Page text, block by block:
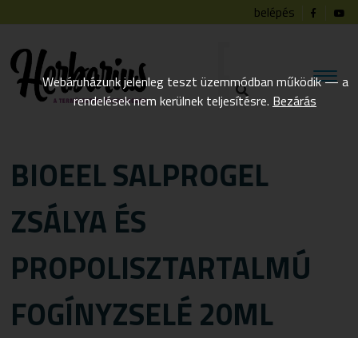
belépés
BIOEEL SALPROGEL
ZSÁLYA ÉS
PROPOLISZTARTALMÚ
FOGÍNYZSELÉ 20ML
Webáruházunk jelenleg teszt üzemmódban működik — a
rendelések nem kerülnek teljesítésre. Bezárás